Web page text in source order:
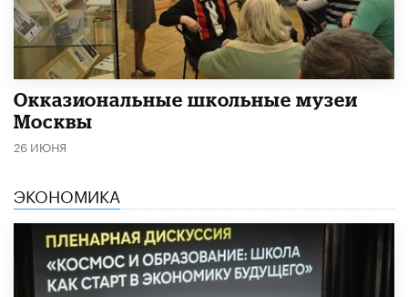
​Окказиональные школьные музеи
Москвы
26 ИЮНЯ
ЭКОНОМИКА